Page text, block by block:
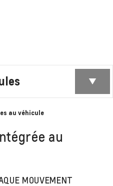
au véhicule
au
MOUVEMENT